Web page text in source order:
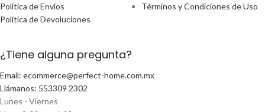
Política de Envíos
Política de Devoluciones
Términos y Condiciones de Uso
¿Tiene alguna pregunta?
Email: ecommerce@perfect-home.com.mx
Llámanos: 553309 2302
Lunes - Viernes